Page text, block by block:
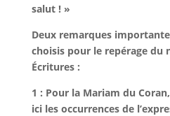
salut ! »
Deux remarques
choisis pour le repérage du
Écritures :
1 : Pour la Mariam du
ici les occurrences de